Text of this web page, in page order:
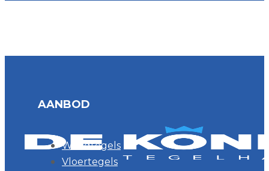
AANBOD
Wandtegels
Vloertegels